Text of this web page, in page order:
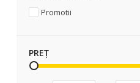
Promotii
PREȚ